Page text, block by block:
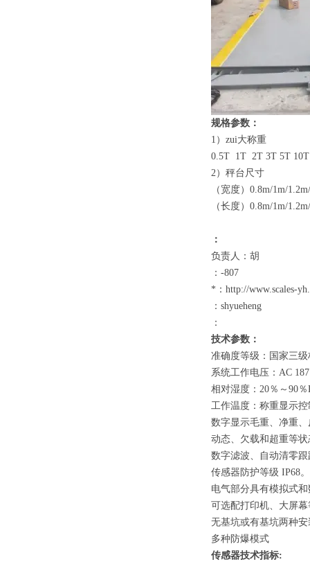
规格参数：
1 ） zui大称重
0.5T 1T 2T 3T 5T
2） 秤台尺寸
（宽度） 0.8m/1m/
（长度） 0.8m/1m/
：
负责人：胡
： -807
*： http://www.scales-
： shyueheng
：
技术参数：
准确度等级：国家三
系统工作电压： AC 187
相对湿度： 20％～ 90％
工作温度：称重显示
数字显示毛重、净重
动态、欠载和超重等
数字滤波、自动清零跟
传感器防护等级 IP68。
电气部分具有模拟式
可选配打印机、大屏幕
无基坑或有基坑两种
多种防爆模式
传感器技术指标: